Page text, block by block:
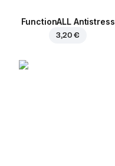
FunctionALL Antistress
3,20 €